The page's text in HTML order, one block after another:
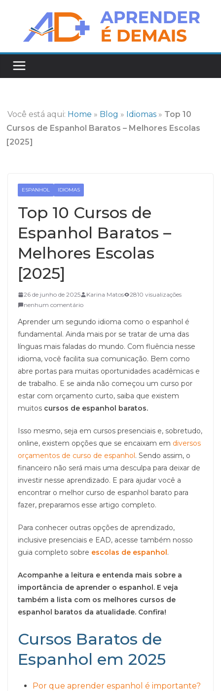
Você está aqui: Home » Blog » Idiomas » Top 10
Cursos de Espanhol Baratos – Melhores Escolas
[2025]
ESPANHOL IDIOMAS
Top 10 Cursos de
Espanhol Baratos –
Melhores Escolas
[2025]
26 de junho de 2025 Karina Matos
2810 visualizações
nenhum comentário
Aprender um segundo idioma como o espanhol é
fundamental. Ainda mais por se tratar de uma das
línguas mais faladas do mundo. Com fluência nesse
idioma, você facilita sua comunicação. Bem como
abre portas para muitas oportunidades acadêmicas e
de trabalho. E se ainda não começou um curso por
estar com orçamento curto, saiba que existem
muitos cursos de espanhol baratos.
Isso mesmo, seja em cursos presenciais e, sobretudo,
online, existem opções que se encaixam em diversos
orçamentos de curso de espanhol. Sendo assim, o
financeiro não será mais uma desculpa para deixar de
investir nesse aprendizado. E para ajudar você a
encontrar o melhor curso de espanhol barato para
fazer, preparamos esse artigo completo.
Para conhecer outras opções de aprendizado,
inclusive presenciais e EAD, acesse também nosso
guia completo sobre escolas de espanhol.
Acompanhe a leitura e entenda mais sobre a
importância de aprender o espanhol. E veja
também a lista com os melhores cursos de
espanhol baratos da atualidade. Confira!
Cursos Baratos de
Espanhol em 2025
Por que aprender espanhol é importante?